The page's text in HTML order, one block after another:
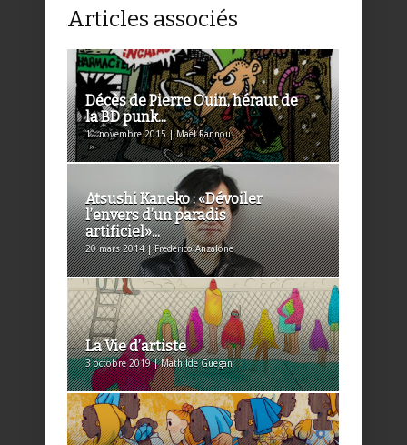
Articles associés
Décès de Pierre Ouin, héraut de
la BD punk...
11 novembre 2015 | Maël Rannou
Atsushi Kaneko : «Dévoiler
l’envers d’un paradis
artificiel»...
20 mars 2014 | Frederico Anzalone
La Vie d’artiste
3 octobre 2019 | Mathilde Guegan